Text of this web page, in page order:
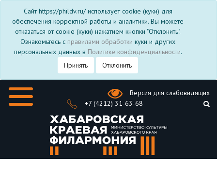
Сайт https://phildv.ru/ использует cookie (куки) для
обеспечения корректной работы и аналитики. Вы можете
отказаться от соокіе (куки) нажатием кнопки "Отклонить".
Ознакомьтесь с правилами обработки куки и других
персональных данных в Политике конфиденциальности.
Принять
Отклонить
Версия для слабовидящих
+7 (4212) 31-63-68